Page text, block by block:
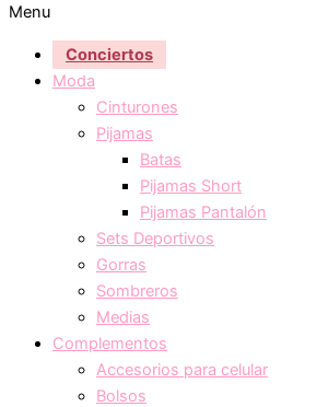
Menu
Conciertos
Moda
Cinturones
Pijamas
Batas
Pijamas Short
Pijamas Pantalón
Sets Deportivos
Gorras
Sombreros
Medias
Complementos
Accesorios para celular
Bolsos